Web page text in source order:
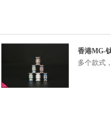
香港MG-
多个款式